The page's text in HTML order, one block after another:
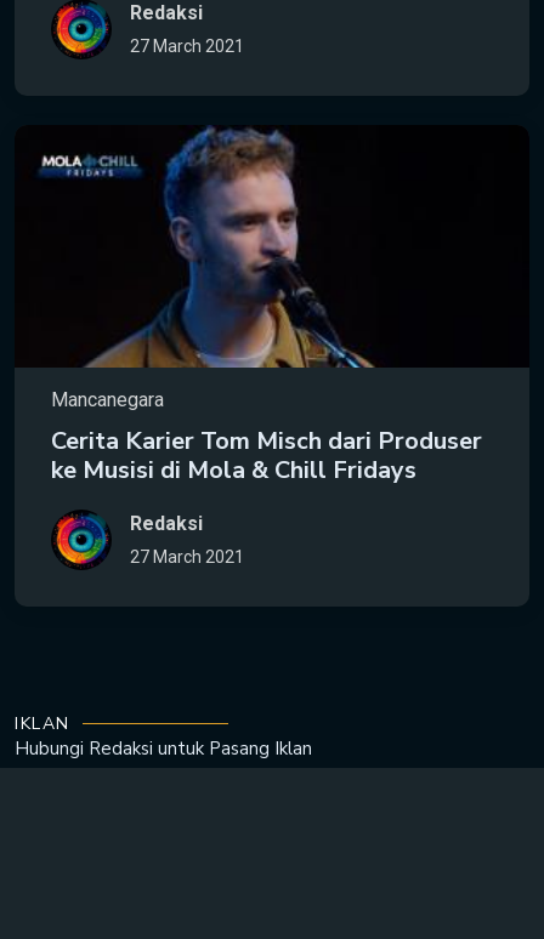
Redaksi
27 March 2021
Mancanegara
Cerita Karier Tom Misch dari Produser
ke Musisi di Mola & Chill Fridays
Redaksi
27 March 2021
IKLAN
Hubungi Redaksi untuk Pasang Iklan